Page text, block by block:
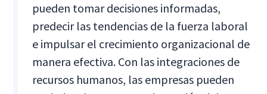
pueden tomar decisiones informadas,
predecir las tendencias de la fuerza laboral
e impulsar el crecimiento organizacional de
manera efectiva. Con las integraciones de
recursos humanos, las empresas pueden